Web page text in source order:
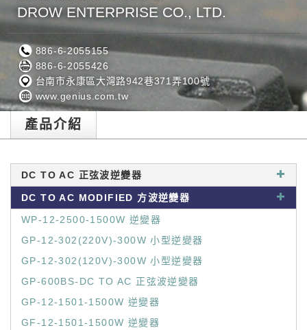
DROW ENTERPRISE CO., LTD.
886-6-2055155
886-6-2055426
台南市永康區大灣路942巷371弄100號
www.genius.com.tw
產品介紹
DC TO AC 正弦波逆變器
DC TO AC MODIFIED 方波逆變器
WP-12-2500-1500W 逆變器
GP-12-302(220V)-300W 小型逆變器
GP-12-302(120V)-300W 小型逆變器
GP-600BS-DC TO AC 正弦波逆變器
GP-12-1501-1500W 逆變器
GF-12-1501-1500W 逆變器